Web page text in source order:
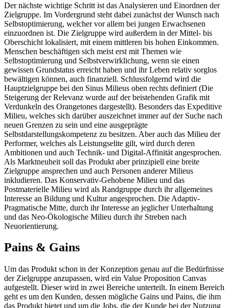
Der nächste wichtige Schritt ist das Analysieren und Einordnen der
Zielgruppe. Im Vordergrund steht dabei zunächst der Wunsch nach
Selbstoptimierung, welcher vor allem bei jungen Erwachsenen
einzuordnen ist. Die Zielgruppe wird außerdem in der Mittel- bis
Oberschicht lokalisiert, mit einem mittleren bis hohen Einkommen.
Menschen beschäftigen sich meist erst mit Themen wie
Selbstoptimierung und Selbstverwirklichung, wenn sie einen
gewissen Grundstatus erreicht haben und ihr Leben relativ sorglos
bewältigen können, auch finanziell. Schlussfolgernd wird die
Hauptzielgruppe bei den Sinus Milieus oben rechts definiert (Die
Steigerung der Relevanz wurde auf der beistehenden Grafik mit
Verdunkeln des Orangetones dargestellt). Besonders das Expeditive
Milieu, welches sich darüber auszeichnet immer auf der Suche nach
neuen Grenzen zu sein und eine ausgeprägte
Selbstdarstellungskompetenz zu besitzen. Aber auch das Milieu der
Performer, welches als Leistungselite gilt, wird durch deren
Ambitionen und auch Technik- und Digital-Affinität angesprochen.
Als Marktneuheit soll das Produkt aber prinzipiell eine breite
Zielgruppe ansprechen und auch Personen anderer Milieus
inkludieren. Das Konservativ-Gehobene Milieu und das
Postmaterielle Milieu wird als Randgruppe durch ihr allgemeines
Interesse an Bildung und Kultur angesprochen. Die Adaptiv-
Pragmatische Mitte, durch ihr Interesse an jeglicher Unterhaltung
und das Neo-Ökologische Milieu durch ihr Streben nach
Neuorientierung.
Pains & Gains
Um das Produkt schon in der Konzeption genau auf die Bedürfnisse
der Zielgruppe anzupassen, wird ein Value Proposition Canvas
aufgestellt. Dieser wird in zwei Bereiche unterteilt. In einem Bereich
geht es um den Kunden, dessen mögliche Gains und Pains, die ihm
das Produkt bietet und um die Jobs, die der Kunde bei der Nutzung